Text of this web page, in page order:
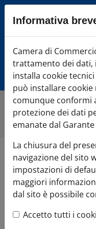
Sezione
Vai alla sezione
Vai al footer
Camera
Home»Comunicazione
stampa
Informativa
Camera di
trattamento dei dati,
installa cookie
può installare cookie
comunque conformi
protezione dei dati
emanate dal
La chiusura del
navigazione del sito
impostazioni di
maggiori
dal sito è possibile
Accetto tutti i